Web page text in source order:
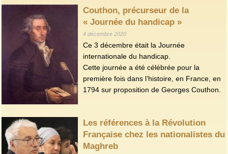
Couthon, précurseur de la
« Journée du handicap »
4 décembre 2020
Ce 3 décembre était la Journée
internationale du handicap.
Cette journée a été célébrée pour la
première fois dans l’histoire, en France, en
1794 sur proposition de Georges Couthon.
Les références à la Révolution
Française chez les nationalistes du
Maghreb